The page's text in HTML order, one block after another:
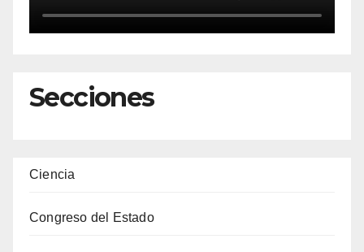
Secciones
Ciencia
Congreso del Estado